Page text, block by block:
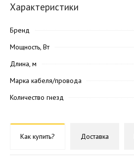
Характеристики
Бренд
Мощность, Вт
Длина, м
Марка кабеля/провода
Количество гнезд
Как купить? Доставка